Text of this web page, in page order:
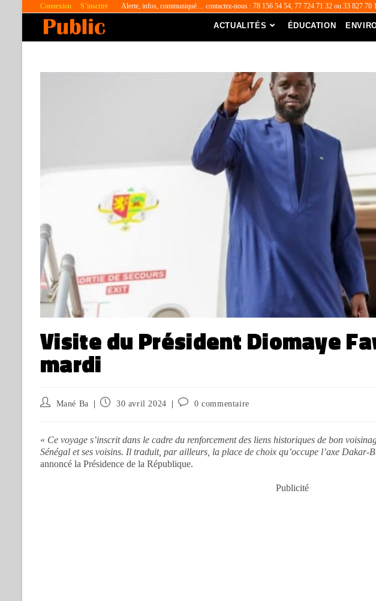
Connexion S’inscrire Alerte, infos, communiqué… contactez-nous : 78 156 54 54, 77 724 71 32 ou 33 827 70
ACTUALITÉS ÉDUCATION
Visite du Président Diomaye
mardi
Mané Ba 30 avril 2024 0 commentaire
« Ce voyage s’inscrit dans le cadre du renforcement des liens historiques de bon
Sénégal et ses voisins. Il traduit, par ailleurs, la place de choix qu’occupe l’axe Dakar-
annoncé la Présidence de la République.
Publicité